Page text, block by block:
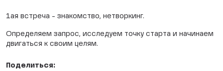
1ая встреча - знакомство, нетворкинг.
Определяем запрос, исследуем точку старта и начинаем
двигаться к своим целям.
Поделиться: